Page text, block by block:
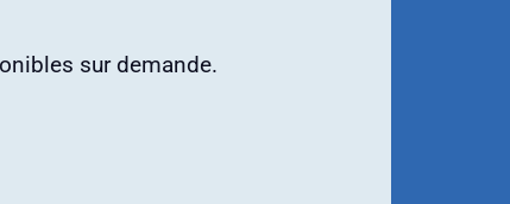
sur demande.